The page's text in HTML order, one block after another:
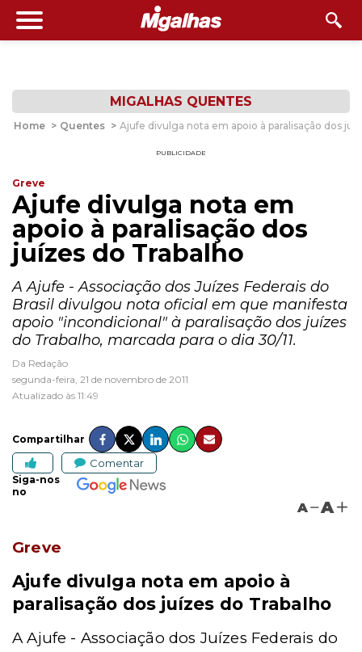
MIGALHAS QUENTES
Home > Quentes > Ajufe divulga nota em apoio à paralisação dos
PUBLICIDADE
Greve
Ajufe divulga nota em
apoio à paralisação dos
juízes do Trabalho
A Ajufe - Associação dos Juízes Federais do
Brasil divulgou nota oficial em que manifesta
apoio "incondicional" à paralisação dos juízes
do Trabalho, marcada para o dia 30/11.
Da Redação
segunda-feira, 21 de novembro de 2011
Atualizado às 11:49
Compartilhar
Comentar
Siga-nos
no
A A
Greve
Ajufe divulga nota em apoio à
paralisação dos juízes do Trabalho
A Ajufe - Associação dos Juízes Federais do